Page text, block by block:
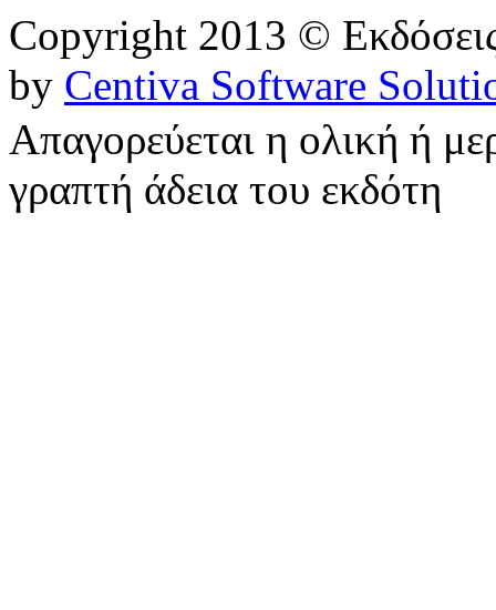
Copyright 2013 ©
by Centiva Software
Απαγορεύεται η ολική ή
γραπτή άδεια του εκδότη